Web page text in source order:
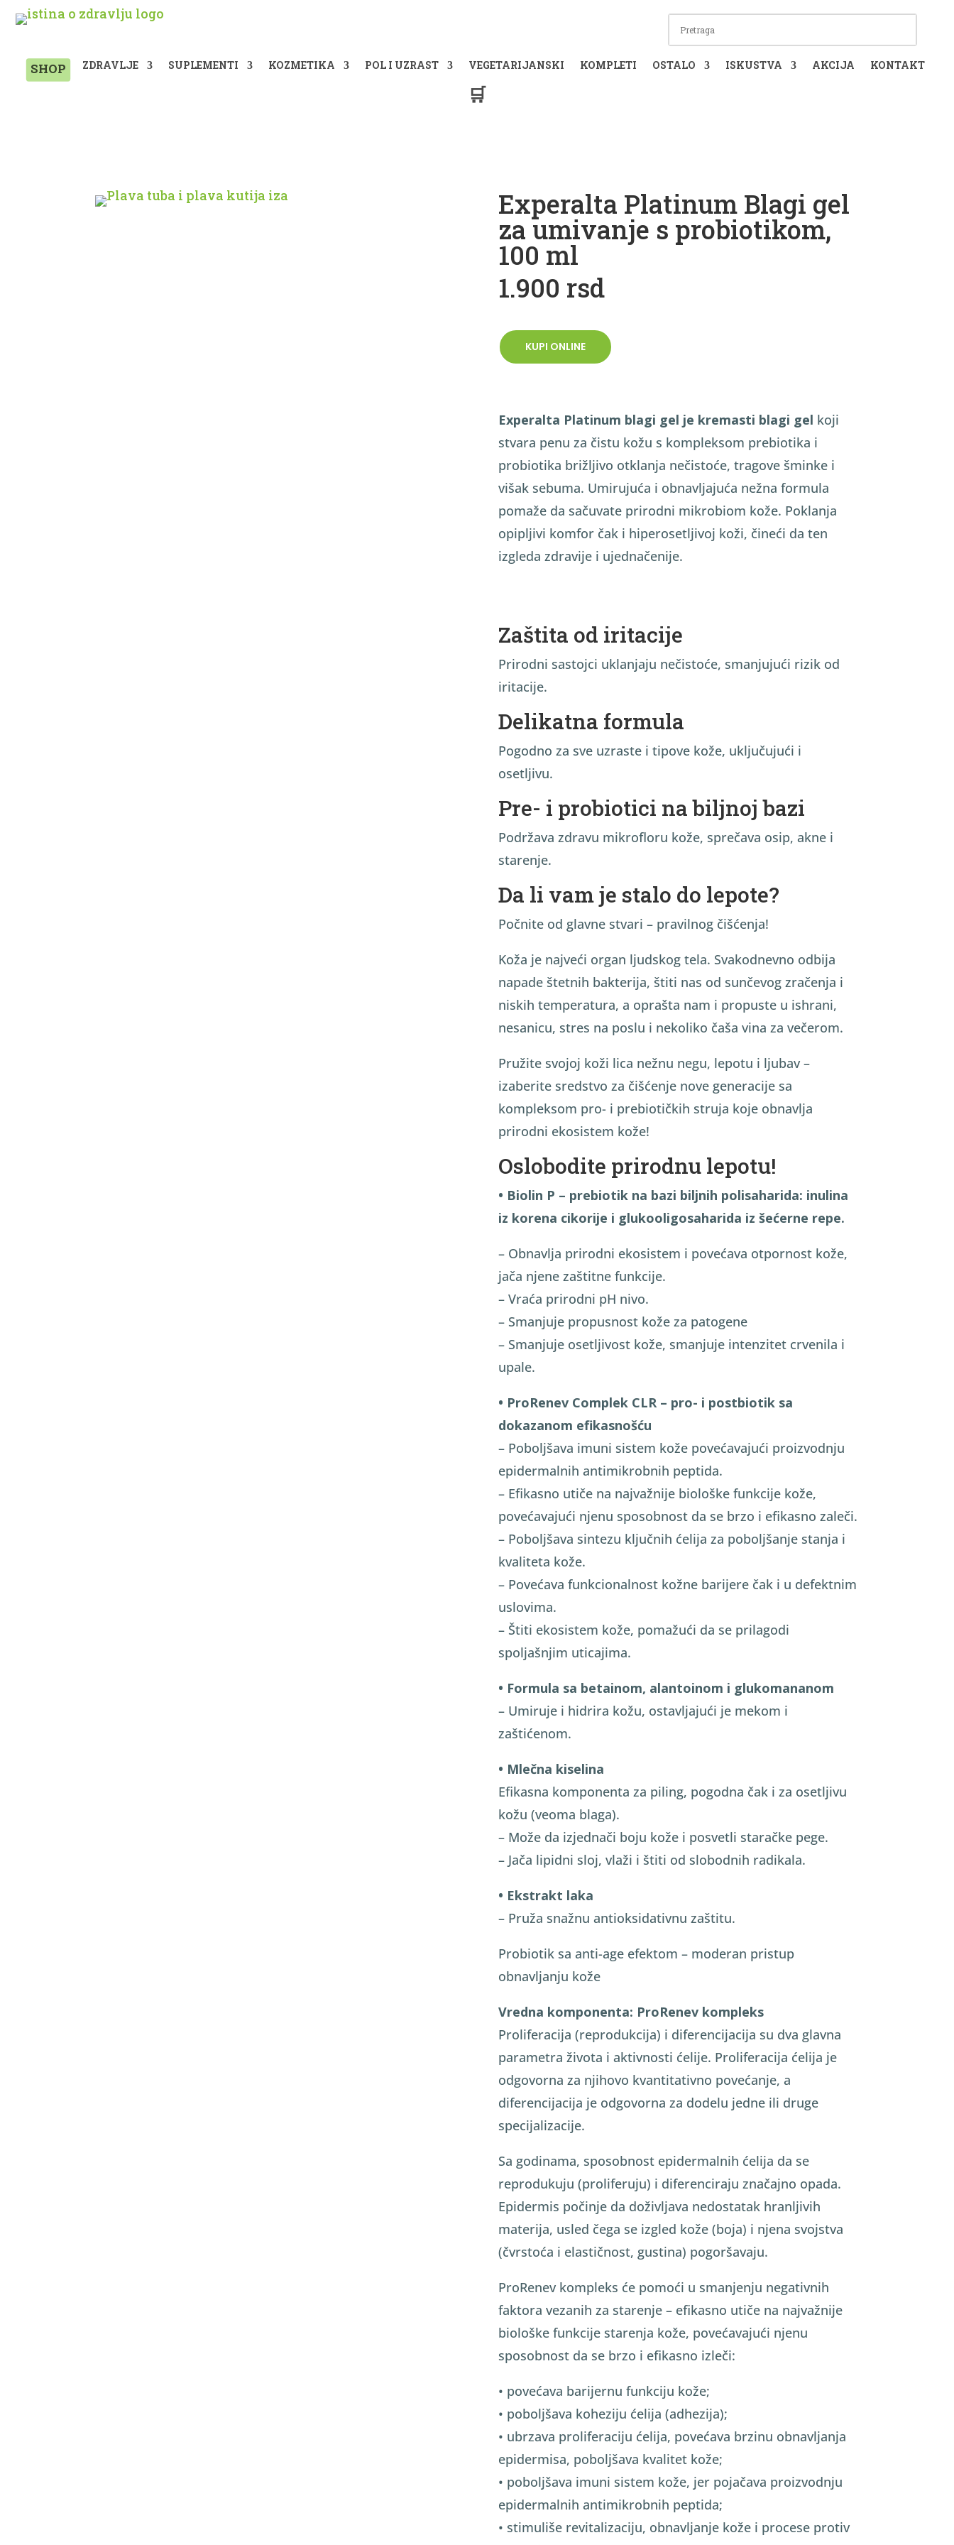
SHOP ZDRAVLJE SUPLEMENTI KOZMETIKA POL I UZRAST VEGETARIJANSKI KOMPLETI OSTALO ISKUSTVA AKCIJA KONTAKT
🛒
Experalta Platinum Blagi gel
za umivanje s probiotikom,
100 ml
1.900 rsd
KUPI ONLINE
Experalta Platinum blagi gel je kremasti blagi gel koji
stvara penu za čistu kožu s kompleksom prebiotika i
probiotika brižljivo otklanja nečistoće, tragove šminke i
višak sebuma. Umirujuća i obnavljajuća nežna formula
pomaže da sačuvate prirodni mikrobiom kože. Poklanja
opipljivi komfor čak i hiperosetljivoj koži, čineći da ten
izgleda zdravije i ujednačenije.
Zaštita od iritacije
Prirodni sastojci uklanjaju nečistoće, smanjujući rizik od
iritacije.
Delikatna formula
Pogodno za sve uzraste i tipove kože, uključujući i
osetljivu.
Pre- i probiotici na biljnoj bazi
Podržava zdravu mikrofloru kože, sprečava osip, akne i
starenje.
Da li vam je stalo do lepote?
Počnite od glavne stvari – pravilnog čišćenja!
Koža je najveći organ ljudskog tela. Svakodnevno odbija
napade štetnih bakterija, štiti nas od sunčevog zračenja i
niskih temperatura, a oprašta nam i propuste u ishrani,
nesanicu, stres na poslu i nekoliko čaša vina za večerom.
Pružite svojoj koži lica nežnu negu, lepotu i ljubav –
izaberite sredstvo za čišćenje nove generacije sa
kompleksom pro- i prebiotičkih struja koje obnavlja
prirodni ekosistem kože!
Oslobodite prirodnu lepotu!
• Biolin P – prebiotik na bazi biljnih polisaharida: inulina
iz korena cikorije i glukooligosaharida iz šećerne repe.
– Obnavlja prirodni ekosistem i povećava otpornost kože,
jača njene zaštitne funkcije.
– Vraća prirodni pH nivo.
– Smanjuje propusnost kože za patogene
– Smanjuje osetljivost kože, smanjuje intenzitet crvenila i
upale.
• ProRenev Complek CLR – pro- i postbiotik sa
dokazanom efikasnošću
– Poboljšava imuni sistem kože povećavajući proizvodnju
epidermalnih antimikrobnih peptida.
– Efikasno utiče na najvažnije biološke funkcije kože,
povećavajući njenu sposobnost da se brzo i efikasno zaleči.
– Poboljšava sintezu ključnih ćelija za poboljšanje stanja i
kvaliteta kože.
– Povećava funkcionalnost kožne barijere čak i u defektnim
uslovima.
– Štiti ekosistem kože, pomažući da se prilagodi
spoljašnjim uticajima.
• Formula sa betainom, alantoinom i glukomananom
– Umiruje i hidrira kožu, ostavljajući je mekom i
zaštićenom.
• Mlečna kiselina
Efikasna komponenta za piling, pogodna čak i za osetljivu
kožu (veoma blaga).
– Može da izjednači boju kože i posvetli staračke pege.
– Jača lipidni sloj, vlaži i štiti od slobodnih radikala.
• Ekstrakt laka
– Pruža snažnu antioksidativnu zaštitu.
Probiotik sa anti-age efektom – moderan pristup
obnavljanju kože
Vredna komponenta: ProRenev kompleks
Proliferacija (reprodukcija) i diferencijacija su dva glavna
parametra života i aktivnosti ćelije. Proliferacija ćelija je
odgovorna za njihovo kvantitativno povećanje, a
diferencijacija je odgovorna za dodelu jedne ili druge
specijalizacije.
Sa godinama, sposobnost epidermalnih ćelija da se
reprodukuju (proliferuju) i diferenciraju značajno opada.
Epidermis počinje da doživljava nedostatak hranljivih
materija, usled čega se izgled kože (boja) i njena svojstva
(čvrstoća i elastičnost, gustina) pogoršavaju.
ProRenev kompleks će pomoći u smanjenju negativnih
faktora vezanih za starenje – efikasno utiče na najvažnije
biološke funkcije starenja kože, povećavajući njenu
sposobnost da se brzo i efikasno izleči:
• povećava barijernu funkciju kože;
• poboljšava koheziju ćelija (adhezija);
• ubrzava proliferaciju ćelija, povećava brzinu obnavljanja
epidermisa, poboljšava kvalitet kože;
• poboljšava imuni sistem kože, jer pojačava proizvodnju
epidermalnih antimikrobnih peptida;
• stimuliše revitalizaciju, obnavljanje kože i procese protiv